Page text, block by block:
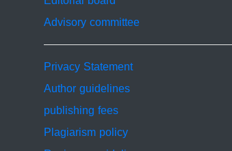
Advisory committee
Privacy Statement
Author guidelines
publishing fees
Plagiarism policy